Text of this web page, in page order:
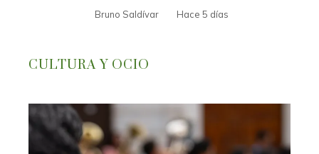
Bruno Saldívar Hace 5 días
CULTURA Y OCIO